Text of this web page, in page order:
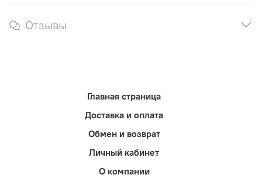
Отзывы
Главная страница
Доставка и оплата
Обмен и возврат
Личный кабинет
О компании